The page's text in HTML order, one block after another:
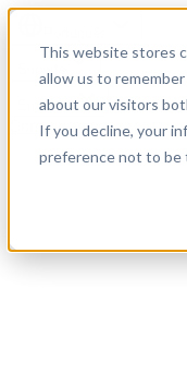
This website stores
allow us to
about our visitors
If you decline, your
preference not to be
Suporte
Empresa
Comece agora